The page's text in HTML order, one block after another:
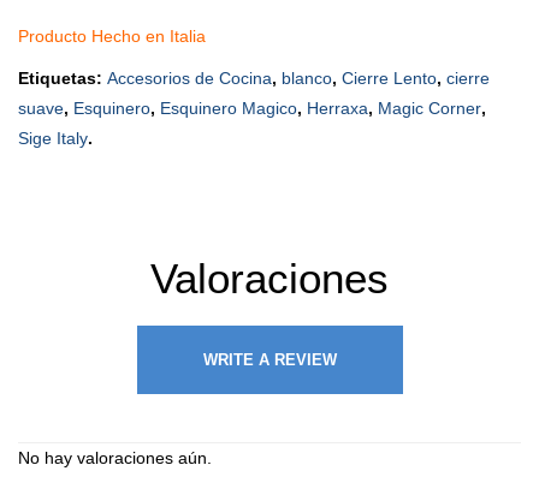
Producto Hecho en Italia
Etiquetas: Accesorios de Cocina, blanco, Cierre Lento, cierre
suave, Esquinero, Esquinero Magico, Herraxa, Magic Corner,
Sige Italy.
Valoraciones
WRITE A REVIEW
No hay valoraciones aún.